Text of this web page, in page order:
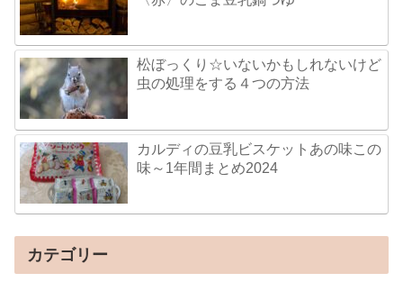
松ぼっくり☆いないかもしれないけど
虫の処理をする４つの方法
カルディの豆乳ビスケットあの味この
味～1年間まとめ2024
カテゴリー